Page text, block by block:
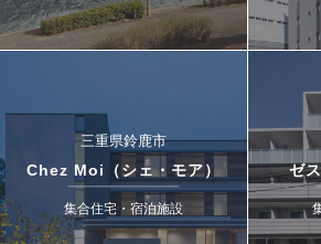
三重県鈴鹿市
Chez Moi（シェ・モア）
集合住宅・宿泊施設
ゼ